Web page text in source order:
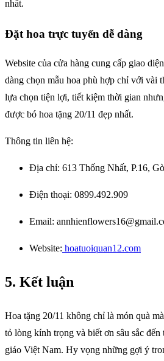
nhất.
Đặt hoa trực tuyến dễ dàng
Website của cửa hàng cung cấp giao
dàng chọn mẫu hoa phù hợp chỉ với vài
lựa chọn tiện lợi, tiết kiệm thời gian
được bó hoa tặng 20/11 đẹp nhất.
Thông tin liên hệ:
Địa chỉ: 613 Thống Nhất, P.16,
Điện thoại: 0899.492.909
Email:
Website: hoatuoiquan12.com
5. Kết luận
Hoa tặng 20/11 không chỉ là món quà
tỏ lòng kính trọng và biết ơn sâu sắc
giáo Việt Nam. Hy vọng những gợi ý